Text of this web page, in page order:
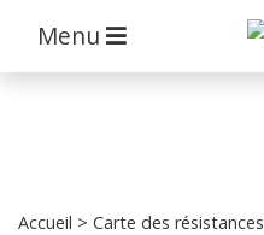
Menu
Accueil > Carte des résistances